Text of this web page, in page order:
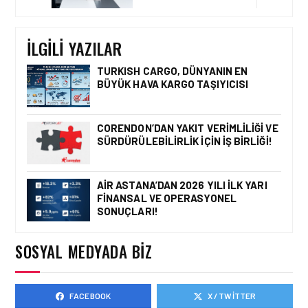
SÜRDÜRÜLEBILIRLIK IÇIN
İŞ BIRLIĞI!
HAVAYOLU • 05 AĞU 2026
AIR ASTANA’DAN 2026
SONUÇLARI!
HAVAYOLU • 05 AĞU 2026
İLGILI YAZILAR
TURKISH CARGO, DÜNYANIN EN
BÜYÜK HAVA KARGO TAŞIYICISI
CORENDON’DAN YAKIT VERIMLILIĞI VE
SÜRDÜRÜLEBILIRLIK IÇIN İŞ BIRLIĞI!
AIR ASTANA’DAN 2026 YILI İLK YARI
FINANSAL VE OPERASYONEL
SONUÇLARI!
SOSYAL MEDYADA BIZ
FACEBOOK X / TWITTER